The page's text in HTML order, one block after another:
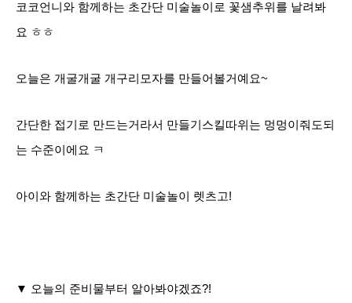
코코언니와 함께하는 초간단 미술놀이로 꽃샘추위를 날려봐
요 ㅎㅎ
오늘은 개굴개굴 개구리모자를 만들어볼거예요~
간단한 접기로 만드는거라서 만들기스킬따위는 멍멍이줘도되
는 수준이에요 ㅋ
아이와 함께하는 초간단 미술놀이 렛츠고!
▼ 오늘의 준비물부터 알아봐야겠죠?!